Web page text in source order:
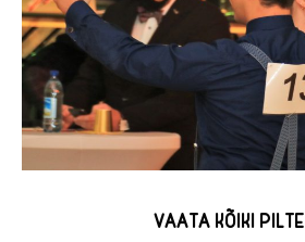
VAATA KÕIKI PILTE